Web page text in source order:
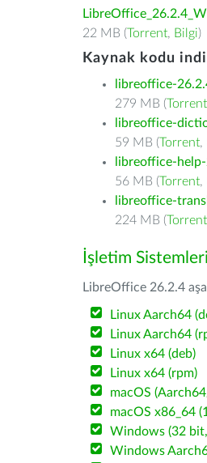
22 MB (Torrent, Bilgi)
Kaynak kodu
libreoffice-
279 MB (Torrent
libreoffice-
59 MB (Torrent,
libreoffice-
56 MB (Torrent,
libreoffice-
224 MB (Torrent
İşletim Sistemleri
LibreOffice 26.2.4
Linux Aarch64
Linux Aarch64
Linux x64 (deb)
Linux x64 (rpm)
macOS
macOS x86_64
Windows (32
Windows